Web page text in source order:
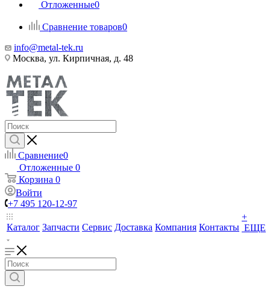
Отложенные0
Сравнение товаров0
info@metal-tek.ru
Москва, ул. Кирпичная, д. 48
Сравнение0
Отложенные 0
Корзина 0
Войти
+7 495 120-12-97
Каталог Запчасти Сервис Доставка Компания Контакты
+
ЕЩЕ